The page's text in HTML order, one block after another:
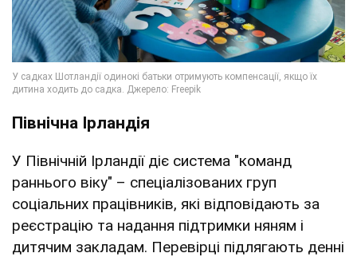
Північна Ірландія
У Північній Ірландії діє система "команд
раннього віку" – спеціалізованих груп
соціальних працівників, які відповідають за
реєстрацію та надання підтримки няням і
дитячим закладам. Перевірці підлягають денні